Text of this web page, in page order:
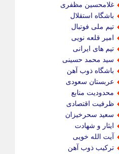
غلامحسین مظفری
باشگاه استقلال
تیم ملی فوتبال
امیر قلعه نویی
تیم های ایرانی
سید محمد حسینی
باشگاه ذوب آهن
عربستان سعودی
محدودیت منابع
ظرفیت اقتصادی
سعید سحرخیزان
ایثار و شهادت
آیت الله خویی
ترکیب ذوب آهن